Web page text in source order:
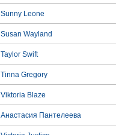
Sunny Leone
Susan Wayland
Taylor Swift
Tinna Gregory
Viktoria Blaze
Анастасия Пантелеева